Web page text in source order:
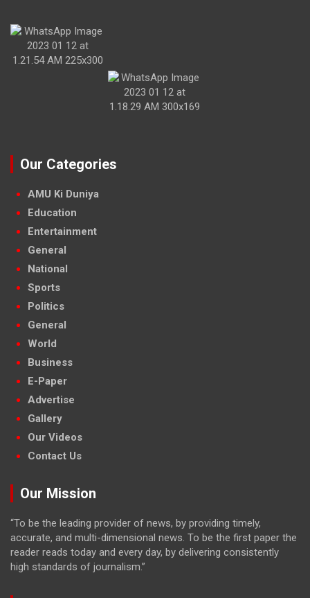
Our Categories
AMU Ki Duniya
Education
Entertainment
General
National
Sports
Politics
General
World
Business
E-Paper
Advertise
Gallery
Our Videos
Contact Us
Our Mission
“To be the leading provider of news, by providing timely,
accurate, and multi-dimensional news. To be the first paper the
reader reads today and every day, by delivering consistently
high standards of journalism.”